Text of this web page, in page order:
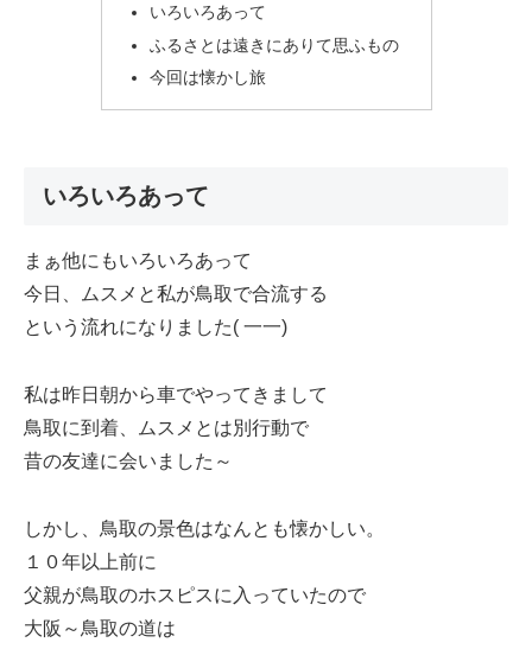
いろいろあって
ふるさとは遠きにありて思ふもの
今回は懐かし旅
いろいろあって
まぁ他にもいろいろあって
今日、ムスメと私が鳥取で合流する
という流れになりました( 一一)
私は昨日朝から車でやってきまして
鳥取に到着、ムスメとは別行動で
昔の友達に会いました～
しかし、鳥取の景色はなんとも懐かしい。
１０年以上前に
父親が鳥取のホスピスに入っていたので
大阪～鳥取の道は